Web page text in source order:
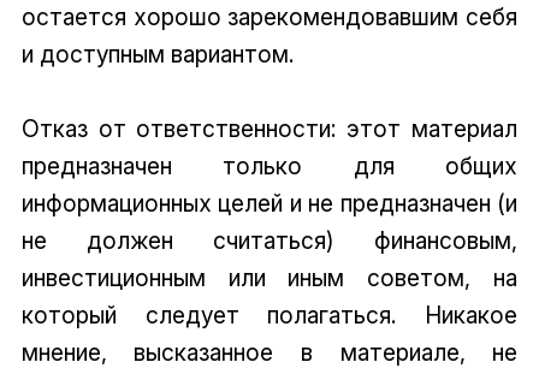
остается хорошо зарекомендовавшим себя
и доступным вариантом.
Отказ от ответственности: этот материал
предназначен только для общих
информационных целей и не предназначен (и
не должен считаться) финансовым,
инвестиционным или иным советом, на
который следует полагаться. Никакое
мнение, высказанное в материале, не